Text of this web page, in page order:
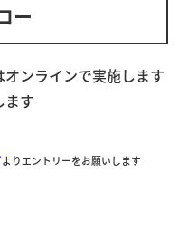
ー
ンラインで実施します
ます
よりエントリーをお願いします